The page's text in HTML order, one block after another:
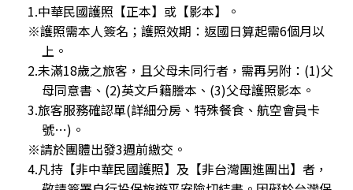
1.中華民國護照【正本】或【影本】。
※護照需本人簽名；護照效期：返國日算起需6個月以
上。
2.未滿18歲之旅客，且父母未同行者，需再另附：(1)父
母同意書、(2)英文戶籍謄本、(3)父母護照影本。
3.旅客服務確認單(詳細分房、特殊餐食、航空會員卡
號…)。
※請於團體出發3週前繳交。
4.凡持【非中華民國護照】及【非台灣團進團出】者，